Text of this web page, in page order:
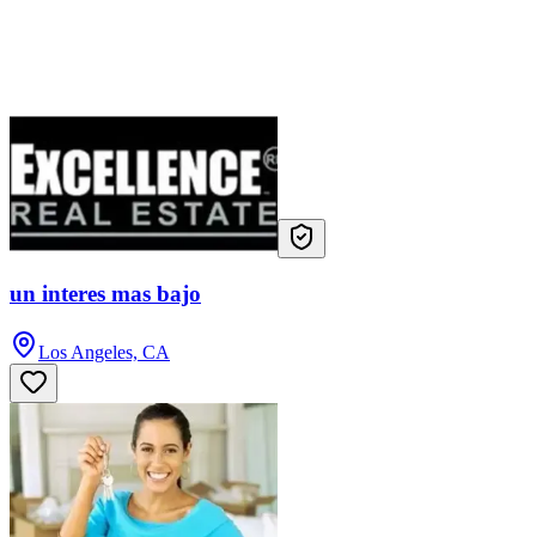
un interes mas bajo
Los Angeles, CA